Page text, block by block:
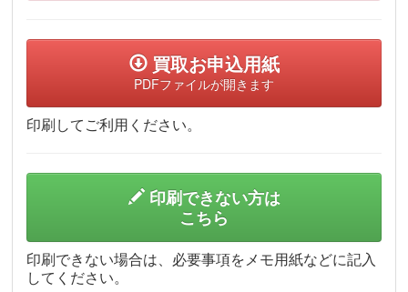
買取お申込用紙
PDFファイルが開きます
印刷してご利用ください。
印刷できない方は
こちら
印刷できない場合は、必要事項をメモ用紙などに記入
してください。